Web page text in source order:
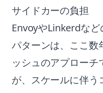
サイドカーの負担
EnvoyやLinkerdな
パターンは、ここ数
ッシュのアプロー
が、スケールに伴う